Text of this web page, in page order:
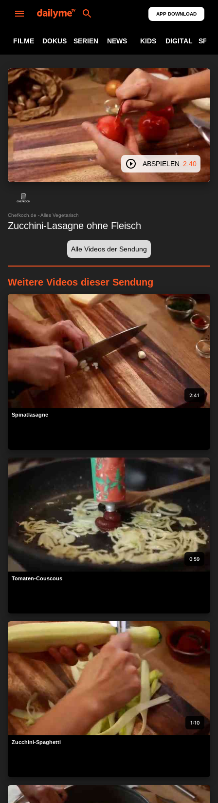
APP DOWNLOAD
FILME DOKUS SERIEN NEWS KIDS DIGITAL
ABSPIELEN 2:40
Chefkoch.de - Alles Vegetarisch
Zucchini-Lasagne ohne Fleisch
Alle Videos der Sendung
Weitere Videos dieser Sendung
2:41
Spinatlasagne
0:59
Tomaten-Couscous
1:10
Zucchini-Spaghetti